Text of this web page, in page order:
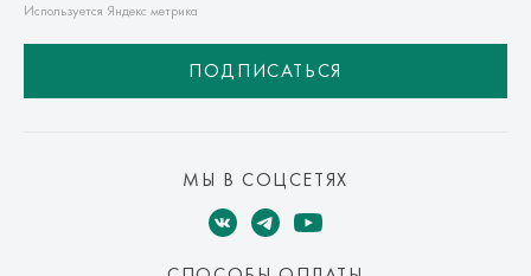
Используется Яндекс метрика
ПОДПИСАТЬСЯ
МЫ В СОЦСЕТЯХ